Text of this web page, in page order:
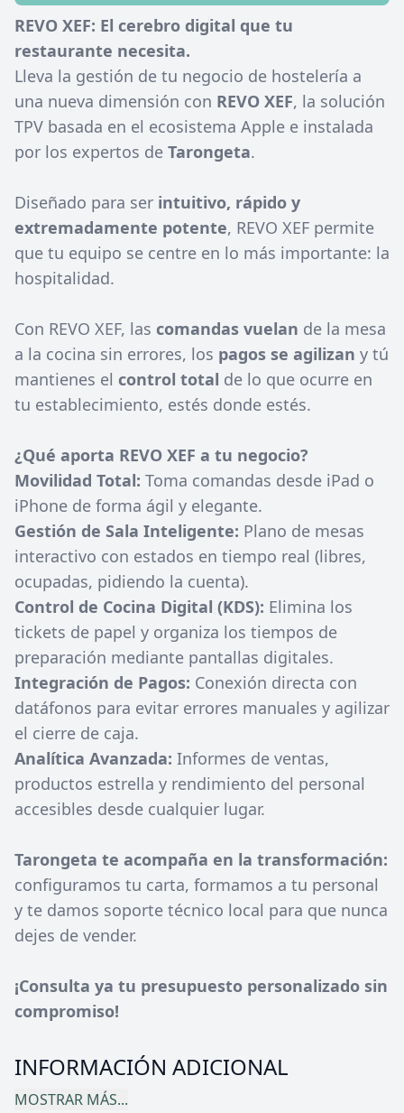
REVO XEF: El cerebro digital que tu
restaurante necesita.
Lleva la gestión de tu negocio de hostelería a
una nueva dimensión con REVO XEF, la solución
TPV basada en el ecosistema Apple e instalada
por los expertos de Tarongeta.
Diseñado para ser intuitivo, rápido y
extremadamente potente, REVO XEF permite
que tu equipo se centre en lo más importante: la
hospitalidad.
Con REVO XEF, las comandas vuelan de la mesa
a la cocina sin errores, los pagos se agilizan y tú
mantienes el control total de lo que ocurre en
tu establecimiento, estés donde estés.
¿Qué aporta REVO XEF a tu negocio?
Movilidad Total: Toma comandas desde iPad o
iPhone de forma ágil y elegante.
Gestión de Sala Inteligente: Plano de mesas
interactivo con estados en tiempo real (libres,
ocupadas, pidiendo la cuenta).
Control de Cocina Digital (KDS): Elimina los
tickets de papel y organiza los tiempos de
preparación mediante pantallas digitales.
Integración de Pagos: Conexión directa con
datáfonos para evitar errores manuales y agilizar
el cierre de caja.
Analítica Avanzada: Informes de ventas,
productos estrella y rendimiento del personal
accesibles desde cualquier lugar.
Tarongeta te acompaña en la transformación:
configuramos tu carta, formamos a tu personal
y te damos soporte técnico local para que nunca
dejes de vender.
¡Consulta ya tu presupuesto personalizado sin
compromiso!
INFORMACIÓN ADICIONAL
MOSTRAR MÁS...